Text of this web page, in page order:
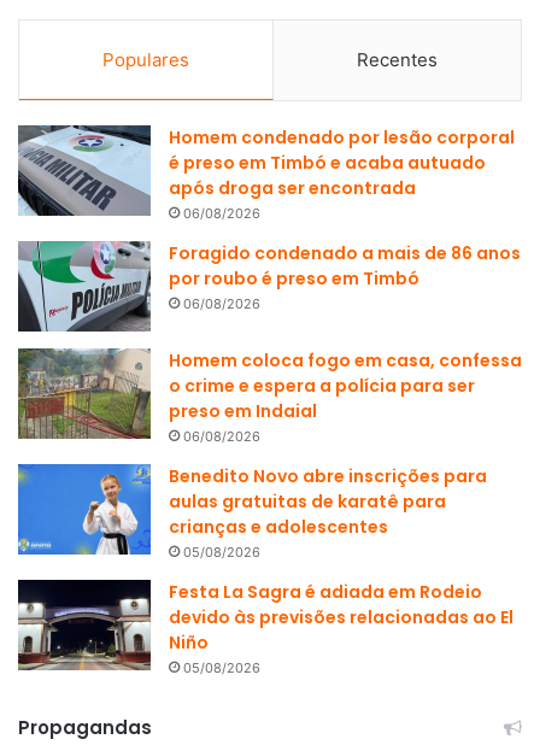
Populares Recentes
Homem condenado por lesão corporal
é preso em Timbó e acaba autuado
após droga ser encontrada
06/08/2026
Foragido condenado a mais de 86 anos
por roubo é preso em Timbó
06/08/2026
Homem coloca fogo em casa, confessa
o crime e espera a polícia para ser
preso em Indaial
06/08/2026
Benedito Novo abre inscrições para
aulas gratuitas de karatê para
crianças e adolescentes
05/08/2026
Festa La Sagra é adiada em Rodeio
devido às previsões relacionadas ao El
Niño
05/08/2026
Propagandas